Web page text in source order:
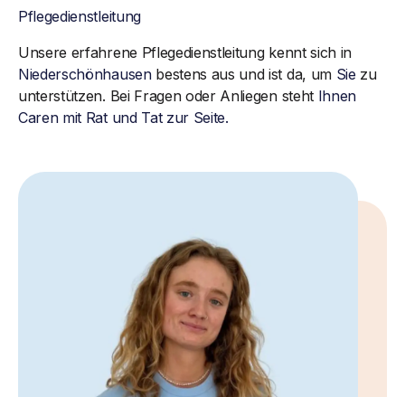
Pflegedienstleitung
Unsere erfahrene Pflegedienstleitung kennt sich in
Niederschönhausenbestens aus und ist da, um Sie zu
unterstützen. Bei Fragen oder Anliegen steht Ihnen
Caren mit Rat und Tat zur Seite.